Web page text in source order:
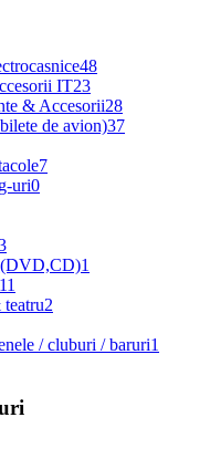
48
IT23
& Accesorii28
de avion)37
7
uri0
1
11
2
/ cluburi / baruri1